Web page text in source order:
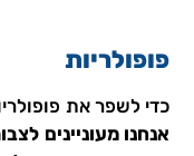
פופולריות
כדי לשפר את
אנחנו מעוניינים